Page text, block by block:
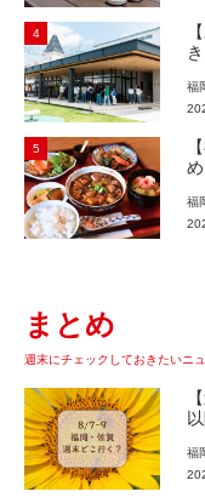
4
福
5
福
まとめ
週末にチェックしておきたいニ
福